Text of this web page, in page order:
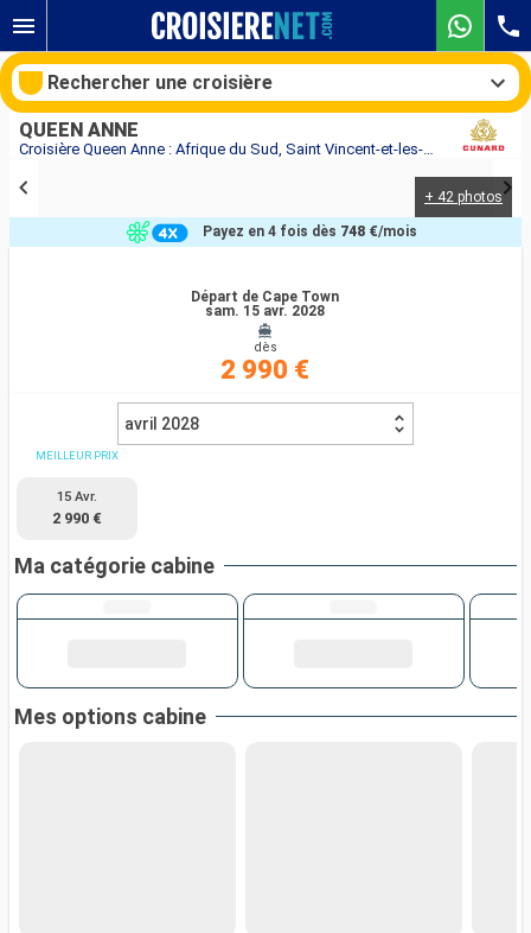
Croisière Queen Anne : Afrique du Sud, Saint Vincent-et-les-Grenadines, Espagne, Portugal, Royaume-Uni, Allemagne au départ de Cape Town
QUEEN ANNE
+ 42 photos
Départ de Cape Town
sam. 15 avr. 2028
dès
2 990 €
Payez en 4 fois dès 748 €/mois
avril 2028
MEILLEUR PRIX
15 Avr.
2 990 €
Ma catégorie cabine
Mes options cabine
Rechercher une croisière
Nos destinations
Compagnies
Rechercher